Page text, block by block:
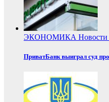
ЭКОНОМИКА Новости
ПриватБанк выиграл суд